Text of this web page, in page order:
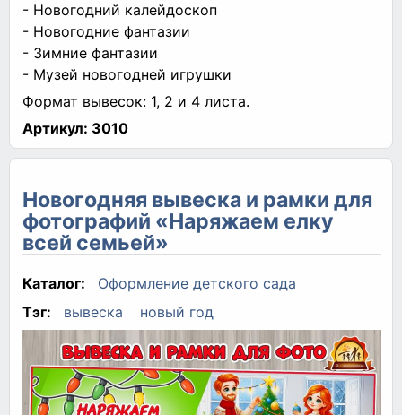
- Новогодний калейдоскоп
- Новогодние фантазии
- Зимние фантазии
- Музей новогодней игрушки
Формат вывесок: 1, 2 и 4 листа.
Артикул: 3010
Новогодняя вывеска и рамки для
фотографий «Наряжаем елку
всей семьей»
Каталог:
Оформление детского сада
Тэг:
вывеска новый год